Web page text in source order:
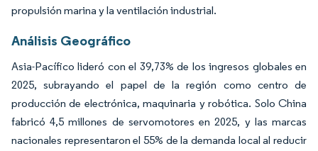
propulsión marina y la ventilación industrial.
Análisis Geográfico
Asia-Pacífico lideró con el 39,73% de los ingresos globales en
2025, subrayando el papel de la región como centro de
producción de electrónica, maquinaria y robótica. Solo China
fabricó 4,5 millones de servomotores en 2025, y las marcas
nacionales representaron el 55% de la demanda local al reducir